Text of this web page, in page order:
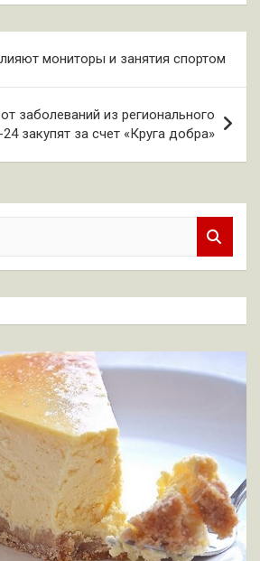
мониторы и занятия спортом
заболеваний из регионального
закупят за счет «Круга добра»